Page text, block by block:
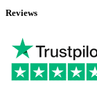
Reviews